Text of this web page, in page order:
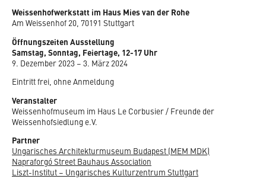
Weissenhofwerkstatt im Haus Mies van der Rohe
Am Weissenhof 20, 70191 Stuttgart
Öffnungszeiten Ausstellung
Samstag, Sonntag, Feiertage, 12-17 Uhr
9. Dezember 2023 – 3. März 2024
Eintritt frei, ohne Anmeldung
Veranstalter
Weissenhofmuseum im Haus Le Corbusier / Freunde der
Weissenhofsiedlung e.V.
Partner
Ungarisches Architekturmuseum Budapest (MEM MDK)
Napraforgó Street Bauhaus Association
Liszt-Institut – Ungarisches Kulturzentrum Stuttgart